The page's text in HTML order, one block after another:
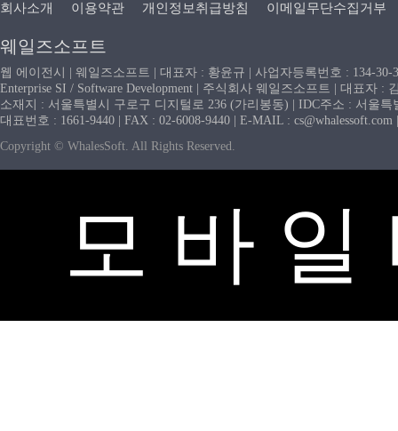
회사소개 이용약관 개인정보취급방침 이메일무단수집거부
웨일즈소프트
웹 에이전시 | 웨일즈소프트 | 대표자 : 황윤규 | 사업자등록번호 : 134-
Enterprise SI / Software Development | 주식회사 웨일즈소프트 | 대표자 :
소재지 : 서울특별시 구로구 디지털로 236 (가리봉동) | IDC주소 : 서울
대표번호 : 1661-9440 | FAX : 02-6008-9440 | E-MAIL :
Copyright © WhalesSoft. All Rights Reserved.
모 바 일